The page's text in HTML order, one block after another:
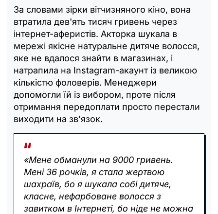
За словами зірки вітчизняного кіно, вона
втратила дев'ять тисяч гривень через
інтернет-аферистів. Акторка шукала в
мережі якісне натуральне дитяче волосся,
яке не вдалося знайти в магазинах, і
натрапила на Instagram-акаунт із великою
кількістю фоловерів. Менеджери
допомогли їй із вибором, проте після
отримання передоплати просто перестали
виходити на зв'язок.
«Мене обманули на 9000 гривень.
Мені 36 рочків, я стала жертвою
шахраїв, бо я шукала собі дитяче,
класне, нефарбоване волосся з
завитком в Інтернеті, бо ніде не можна